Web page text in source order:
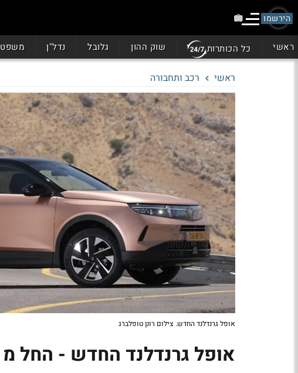
הירשמו
ראשי כל הכותרות שוק ההון גלובל נדל"ן משפט
ראשי רכב ותחבורה
אופל גרנדלנד החדש. צילום רונן טופלברג
אופל גרנדלנד החדש - החל מ 187.0 אש"ח